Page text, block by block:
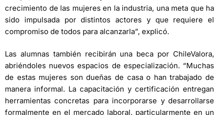
crecimiento de las mujeres en la industria, una meta que ha
sido impulsada por distintos actores y que requiere el
compromiso de todos para alcanzarla”, explicó.
Las alumnas también recibirán una beca por ChileValora,
abriéndoles nuevos espacios de especialización. “Muchas
de estas mujeres son dueñas de casa o han trabajado de
manera informal. La capacitación y certificación entregan
herramientas concretas para incorporarse y desarrollarse
formalmente en el mercado laboral, particularmente en un